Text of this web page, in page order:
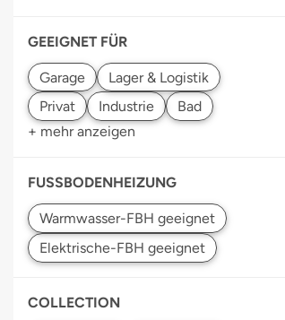
GEEIGNET FÜR
+ mehr anzeigen
FUSSBODENHEIZUNG
COLLECTION